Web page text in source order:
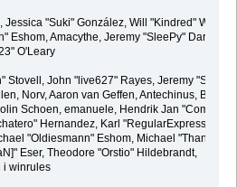
Jessica "Suki" González, Will "Kindred"
Eshom, Amacythe, Jeremy "SleePy" Darwood
O'Leary
Stovell, John "live627" Rayes, Jeremy
Norv, Aaron van Geffen, Antechinus, Bjoern
Schoen, emanuele, Hendrik Jan "Compuart"
Hernandez, Karl "RegularExpression"
"Oldiesmann" Eshom, Michael "Thantos"
Eser, Theodore "Orstio" Hildebrandt,
i winrules